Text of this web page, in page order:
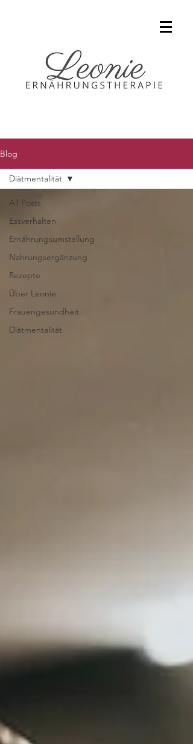
Blog
All Posts
Essverhalten
Ernährungsumstellung
Nahrungsergänzung
Rezepte
Über Leonie
Frauengesundheit
Diätmentalität
Diätmentalität